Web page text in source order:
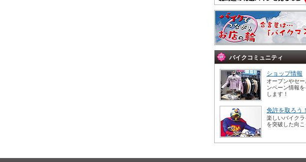
バイクコミュニティ
ショップ情報
オープンやセ
ンペーン情報
します！
免許を取ろう！
楽しいバイク
を突破した向こ